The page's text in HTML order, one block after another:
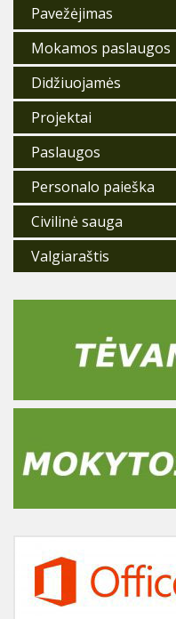
Pavežėjimas
Mokamos paslaugos
Didžiuojamės
Projektai
Paslaugos
Personalo paieška
Civilinė sauga
Valgiaraštis